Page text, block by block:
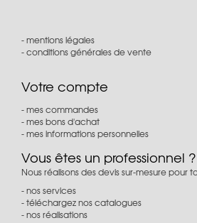
mentions légales
conditions générales de vente
Votre compte
mes commandes
mes bons d'achat
mes informations personnelles
Vous êtes un professionnel ?
Nous réalisons des devis sur-mesure pour
nos services
téléchargez nos catalogues
nos réalisations